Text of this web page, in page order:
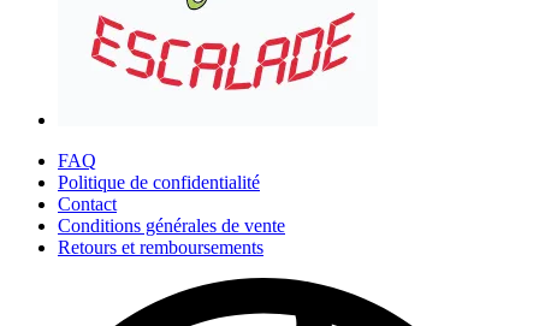
FAQ
Politique de confidentialité
Contact
Conditions générales de vente
Retours et remboursements